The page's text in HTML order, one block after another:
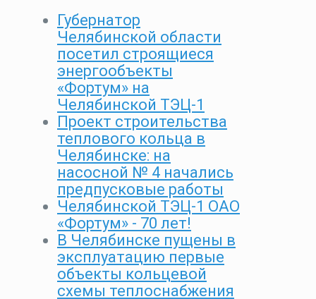
Губернатор
Челябинской области
посетил строящиеся
энергообъекты
«Фортум» на
Челябинской ТЭЦ-1
Проект строительства
теплового кольца в
Челябинске: на
насосной № 4 начались
предпусковые работы
Челябинской ТЭЦ-1 ОАО
«Фортум» - 70 лет!
В Челябинске пущены в
эксплуатацию первые
объекты кольцевой
схемы теплоснабжения